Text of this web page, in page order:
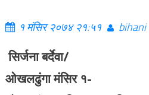
१ मंसिर २०७४ २१:५१ bihani
सिर्जना बर्देवा/
ओखलढुंगा मंसिर १-